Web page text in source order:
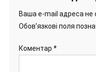
Ваша e-mail адреса не
Обов’язкові поля
Коментар *